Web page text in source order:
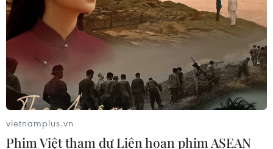
TIN CÙNG CHUYÊN MỤC
Bế mạc Hội thi lực lượng tham gia
bảo vệ an ninh, trật tự ở cơ sở giỏi
vietnamplus.vn
Phim Việt tham dự Liên hoan phim ASEAN